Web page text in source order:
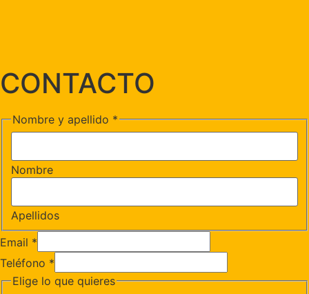
CONTACTO
Nombre y apellido *
Nombre
Apellidos
Email *
Teléfono *
Elige lo que quieres